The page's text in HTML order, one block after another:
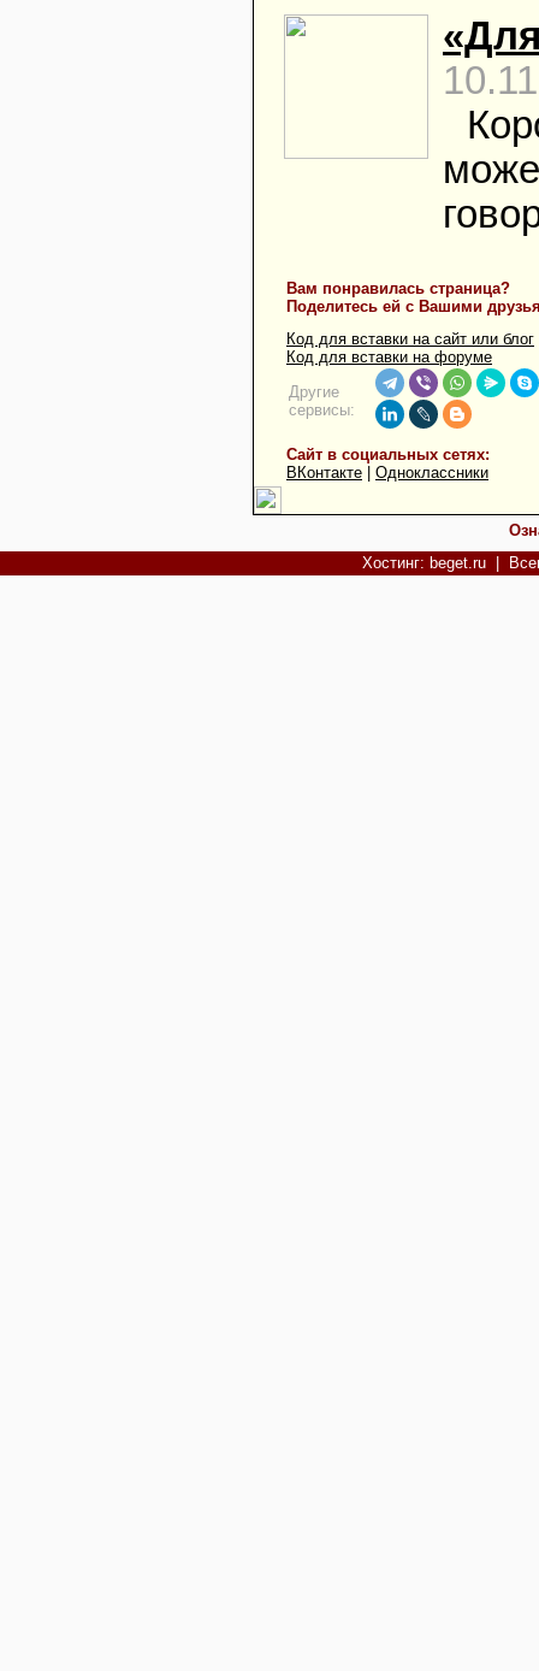
Вам понравилась страница?
Поделитесь ей с Вашими
Код для вставки на сайт или блог
Код для вставки на форуме
Другие
сервисы:
Сайт в социальных сетях:
ВКонтакте
Одноклассники
Хостинг: beget.ru|